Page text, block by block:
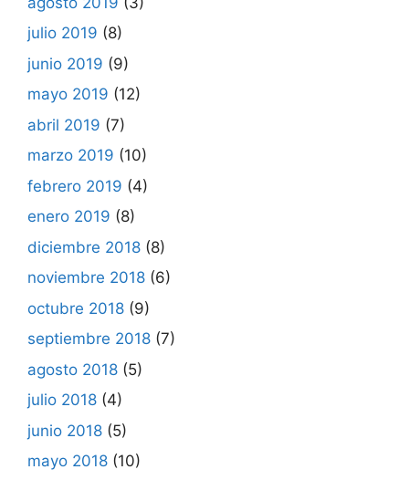
julio 2019 (8)
junio 2019 (9)
mayo 2019 (12)
abril 2019 (7)
marzo 2019 (10)
febrero 2019 (4)
enero 2019 (8)
diciembre 2018 (8)
noviembre 2018 (6)
octubre 2018 (9)
septiembre 2018 (7)
agosto 2018 (5)
julio 2018 (4)
junio 2018 (5)
mayo 2018 (10)